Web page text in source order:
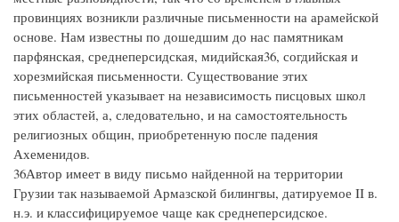
провинциях возникли различные письменности на арамейской
основе. Нам известны по дошедшим до нас памятникам
парфянская, среднеперсидская, мидийская36, согдийская и
хорезмийская письменности. Существование этих
письменностей указывает на независимость писцовых школ
этих областей, а, следовательно, и на самостоятельность
религиозных общин, приобретенную после падения
Ахеменидов.
36Автор имеет в виду письмо найденной на территории
Грузии так называемой Армазской билингвы, датируемое II в.
н.э. и классифицируемое чаще как среднеперсидское.